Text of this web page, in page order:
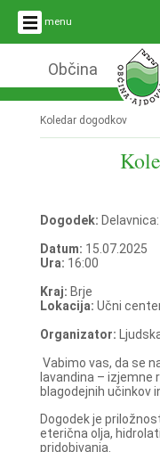
menu
Občina
Koledar dogodkov
Dogodek:
Datum: 15.07.2025
Ura: 16:00
Kraj: Brje
Lokacija: Učni
Organizator:
Vabimo vas, da se
lavandina – izjemne
blagodejnih učinkov
Dogodek je
eterična olja,
pridobivanja.